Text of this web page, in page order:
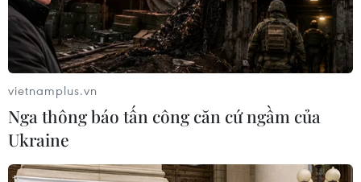
vietnamplus.vn
Nga thông báo tấn công căn cứ ngầm của
Ukraine